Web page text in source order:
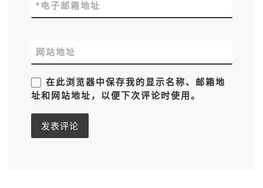
电子邮箱地址
*
网站地址
在此浏览器中保存我的显示名称、邮箱地
址和网站地址，以便下次评论时使用。